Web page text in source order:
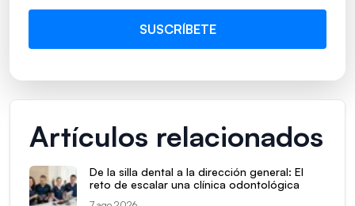
Artículos relacionados
De la silla dental a la dirección general: El
reto de escalar una clínica odontológica